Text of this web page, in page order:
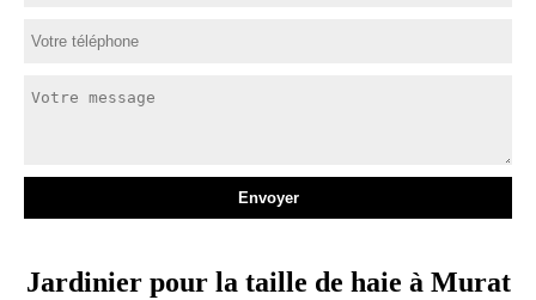
Jardinier pour la taille de haie à Murat